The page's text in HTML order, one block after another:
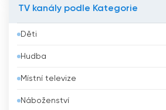
Bangladéš
Barbados
Belgie
Belize
TV kanály podle Kategorie
Děti
Hudba
Místní televize
Náboženství